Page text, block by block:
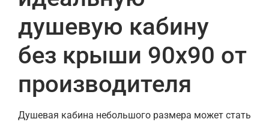
душевую кабину
без крыши 90х90 от
производителя
Душевая кабина небольшого размера может стать